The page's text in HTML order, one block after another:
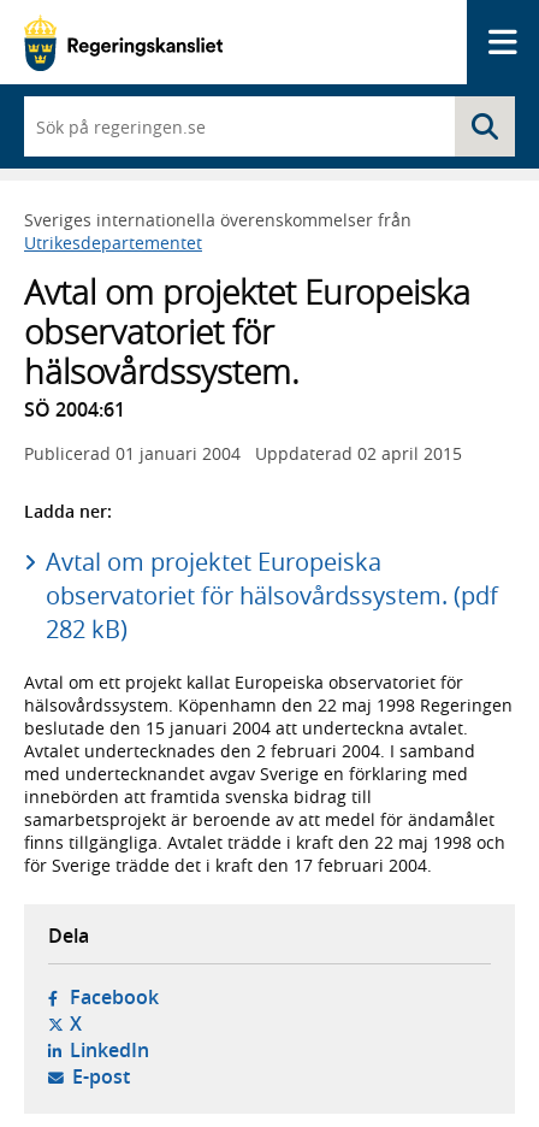
du
börjar
skriva
framträder
en
med
sökförslag
Sveriges internationella överenskommelser från
Utrikesdepartementet
Avtal om projektet Europeiska
observatoriet för
hälsovårdssystem.
SÖ 2004:61
Publicerad 01 januari 2004 Uppdaterad 02 april 2015
Ladda ner:
Avtal om projektet Europeiska
observatoriet för hälsovårdssystem. (pdf
282 kB)
Avtal om ett projekt kallat Europeiska observatoriet för
hälsovårdssystem. Köpenhamn den 22 maj 1998 Regeringen
beslutade den 15 januari 2004 att underteckna avtalet.
Avtalet undertecknades den 2 februari 2004. I samband
med undertecknandet avgav Sverige en förklaring med
innebörden att framtida svenska bidrag till
samarbetsprojekt är beroende av att medel för ändamålet
finns tillgängliga. Avtalet trädde i kraft den 22 maj 1998 och
för Sverige trädde det i kraft den 17 februari 2004.
Dela
Facebook- öppnas i ny flik, extern webbplats,
X- öppnas i ny flik, extern webbplats,
LinkedIn- öppnas i ny flik, extern webbplats,
E-post- öppnar din e-postklient,